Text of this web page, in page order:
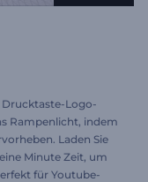
Drucktaste-Logo-
Rampenlicht, indem
Laden Sie
Minute Zeit, um
für Youtube-